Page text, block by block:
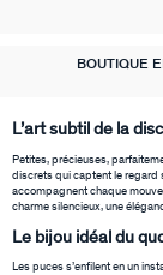
BOUTIQUE
L’art subtil de la
Petites, précieuses,
discrets qui captent le regard
accompagnent chaque
charme silencieux, une
Le bijou idéal du
Les puces s’enfilent en un